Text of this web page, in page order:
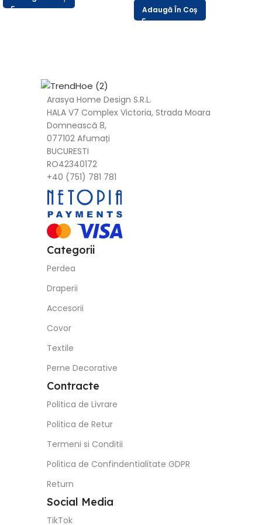
Adaugă În Coș
Arasya Home Design S.R.L.
HALA V7 Complex Victoria, Strada Moara
Domnească 8,
077102 Afumați
BUCURESTI
RO42340172
+40 (751) 781 781
Categorii
Perdea
Draperii
Accesorii
Covor
Textile
Perne Decorative
Contracte
Politica de Livrare
Politica de Retur
Termeni si Conditii
Politica de Confindentialitate GDPR
Return
Social Media
TikTok